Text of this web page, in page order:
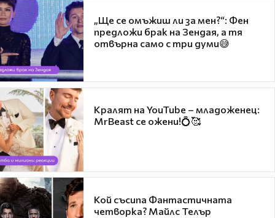
„Ще се омъжиш ли за мен?“: Фен
предложи брак на Зендая, а тя
отвърна само с три думи😅
Кралят на YouTube – младоженец:
MrBeast се ожени!💍🥰
Кой съсипа Фантастичната
четворка? Майлс Телър